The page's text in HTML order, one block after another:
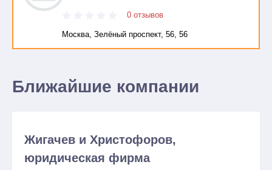
0 отзывов
Москва, Зелёный проспект, 56, 56
Ближайшие компании
Жигачев и Христофоров,
юридическая фирма